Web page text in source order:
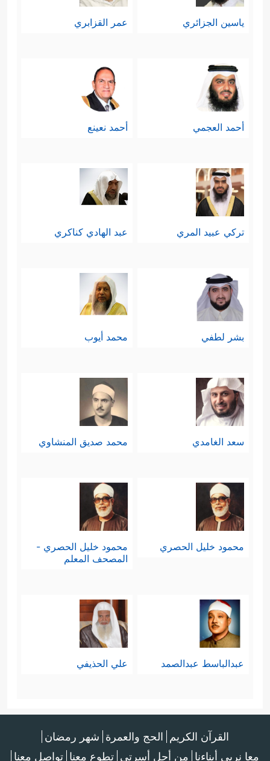
ياسين الجزائري عمر القزابري
أحمد العجمي أحمد نعينع
تركي عبيد المري عبد الهادي كناكري
بشر لطفي محمد أيوب
سعد الغامدي محمد صديق المنشاوي
محمود خليل الحصري
محمود خليل الحصري -
المصحف المعلم
عبدالباسط عبدالصمد علي الحذيفي
القرآن الكريم الحج والعمرة شهر رمضان
معا نربي أبناءنا من أجل أسرتي تطوع معنا تواصل معنا